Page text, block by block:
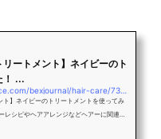
リートメント】ネイビーのト
！ ...
ト】ネイビーのトリートメントを使ってみ
レシピやヘアアレンジなどヘアーに関連し